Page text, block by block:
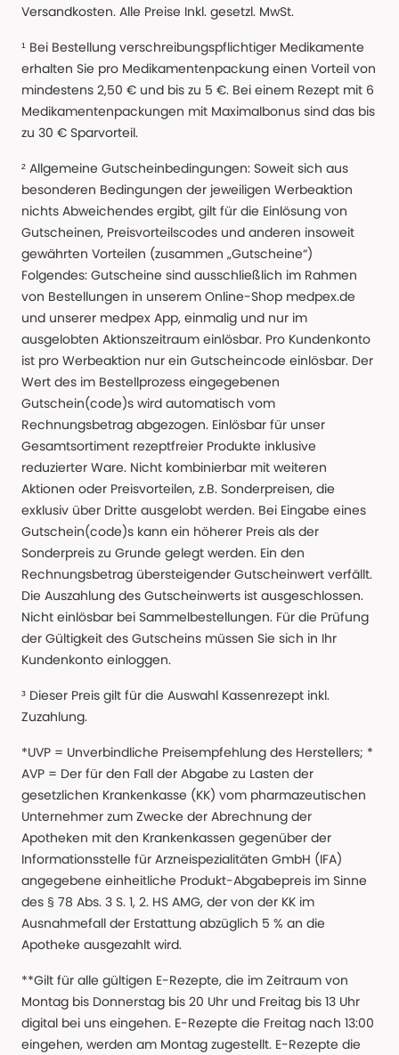
Versandkosten. Alle Preise Inkl. gesetzl. MwSt.
¹ Bei Bestellung verschreibungspflichtiger Medikamente
erhalten Sie pro Medikamentenpackung einen Vorteil von
mindestens 2,50 € und bis zu 5 €. Bei einem Rezept mit 6
Medikamentenpackungen mit Maximalbonus sind das bis
zu 30 € Sparvorteil.
² Allgemeine Gutscheinbedingungen: Soweit sich aus
besonderen Bedingungen der jeweiligen Werbeaktion
nichts Abweichendes ergibt, gilt für die Einlösung von
Gutscheinen, Preisvorteilscodes und anderen insoweit
gewährten Vorteilen (zusammen „Gutscheine“)
Folgendes: Gutscheine sind ausschließlich im Rahmen
von Bestellungen in unserem Online-Shop medpex.de
und unserer medpex App, einmalig und nur im
ausgelobten Aktionszeitraum einlösbar. Pro Kundenkonto
ist pro Werbeaktion nur ein Gutscheincode einlösbar. Der
Wert des im Bestellprozess eingegebenen
Gutschein(code)s wird automatisch vom
Rechnungsbetrag abgezogen. Einlösbar für unser
Gesamtsortiment rezeptfreier Produkte inklusive
reduzierter Ware. Nicht kombinierbar mit weiteren
Aktionen oder Preisvorteilen, z.B. Sonderpreisen, die
exklusiv über Dritte ausgelobt werden. Bei Eingabe eines
Gutschein(code)s kann ein höherer Preis als der
Sonderpreis zu Grunde gelegt werden. Ein den
Rechnungsbetrag übersteigender Gutscheinwert verfällt.
Die Auszahlung des Gutscheinwerts ist ausgeschlossen.
Nicht einlösbar bei Sammelbestellungen. Für die Prüfung
der Gültigkeit des Gutscheins müssen Sie sich in Ihr
Kundenkonto einloggen.
³ Dieser Preis gilt für die Auswahl Kassenrezept inkl.
Zuzahlung.
*UVP = Unverbindliche Preisempfehlung des Herstellers; *
AVP = Der für den Fall der Abgabe zu Lasten der
gesetzlichen Krankenkasse (KK) vom pharmazeutischen
Unternehmer zum Zwecke der Abrechnung der
Apotheken mit den Krankenkassen gegenüber der
Informationsstelle für Arzneispezialitäten GmbH (IFA)
angegebene einheitliche Produkt-Abgabepreis im Sinne
des § 78 Abs. 3 S. 1, 2. HS AMG, der von der KK im
Ausnahmefall der Erstattung abzüglich 5 % an die
Apotheke ausgezahlt wird.
**Gilt für alle gültigen E-Rezepte, die im Zeitraum von
Montag bis Donnerstag bis 20 Uhr und Freitag bis 13 Uhr
digital bei uns eingehen. E-Rezepte die Freitag nach 13:00
eingehen, werden am Montag zugestellt. E-Rezepte die